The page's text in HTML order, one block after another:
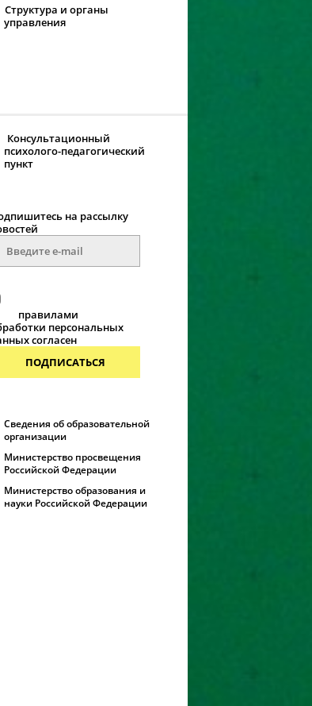
Структура и органы
управления
Консультационный
психолого-педагогический
пункт
на рассылку
правилами
персональных
согласен
ПОДПИСАТЬСЯ
Сведения об образовательной
организации
Министерство просвещения
Российской Федерации
Министерство образования и
науки Российской Федерации